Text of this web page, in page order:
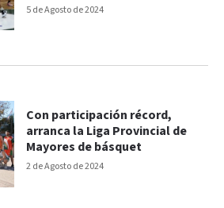
5 de Agosto de 2024
2 de Agosto de 2024
Con participación récord,
arranca la Liga Provincial de
Mayores de básquet